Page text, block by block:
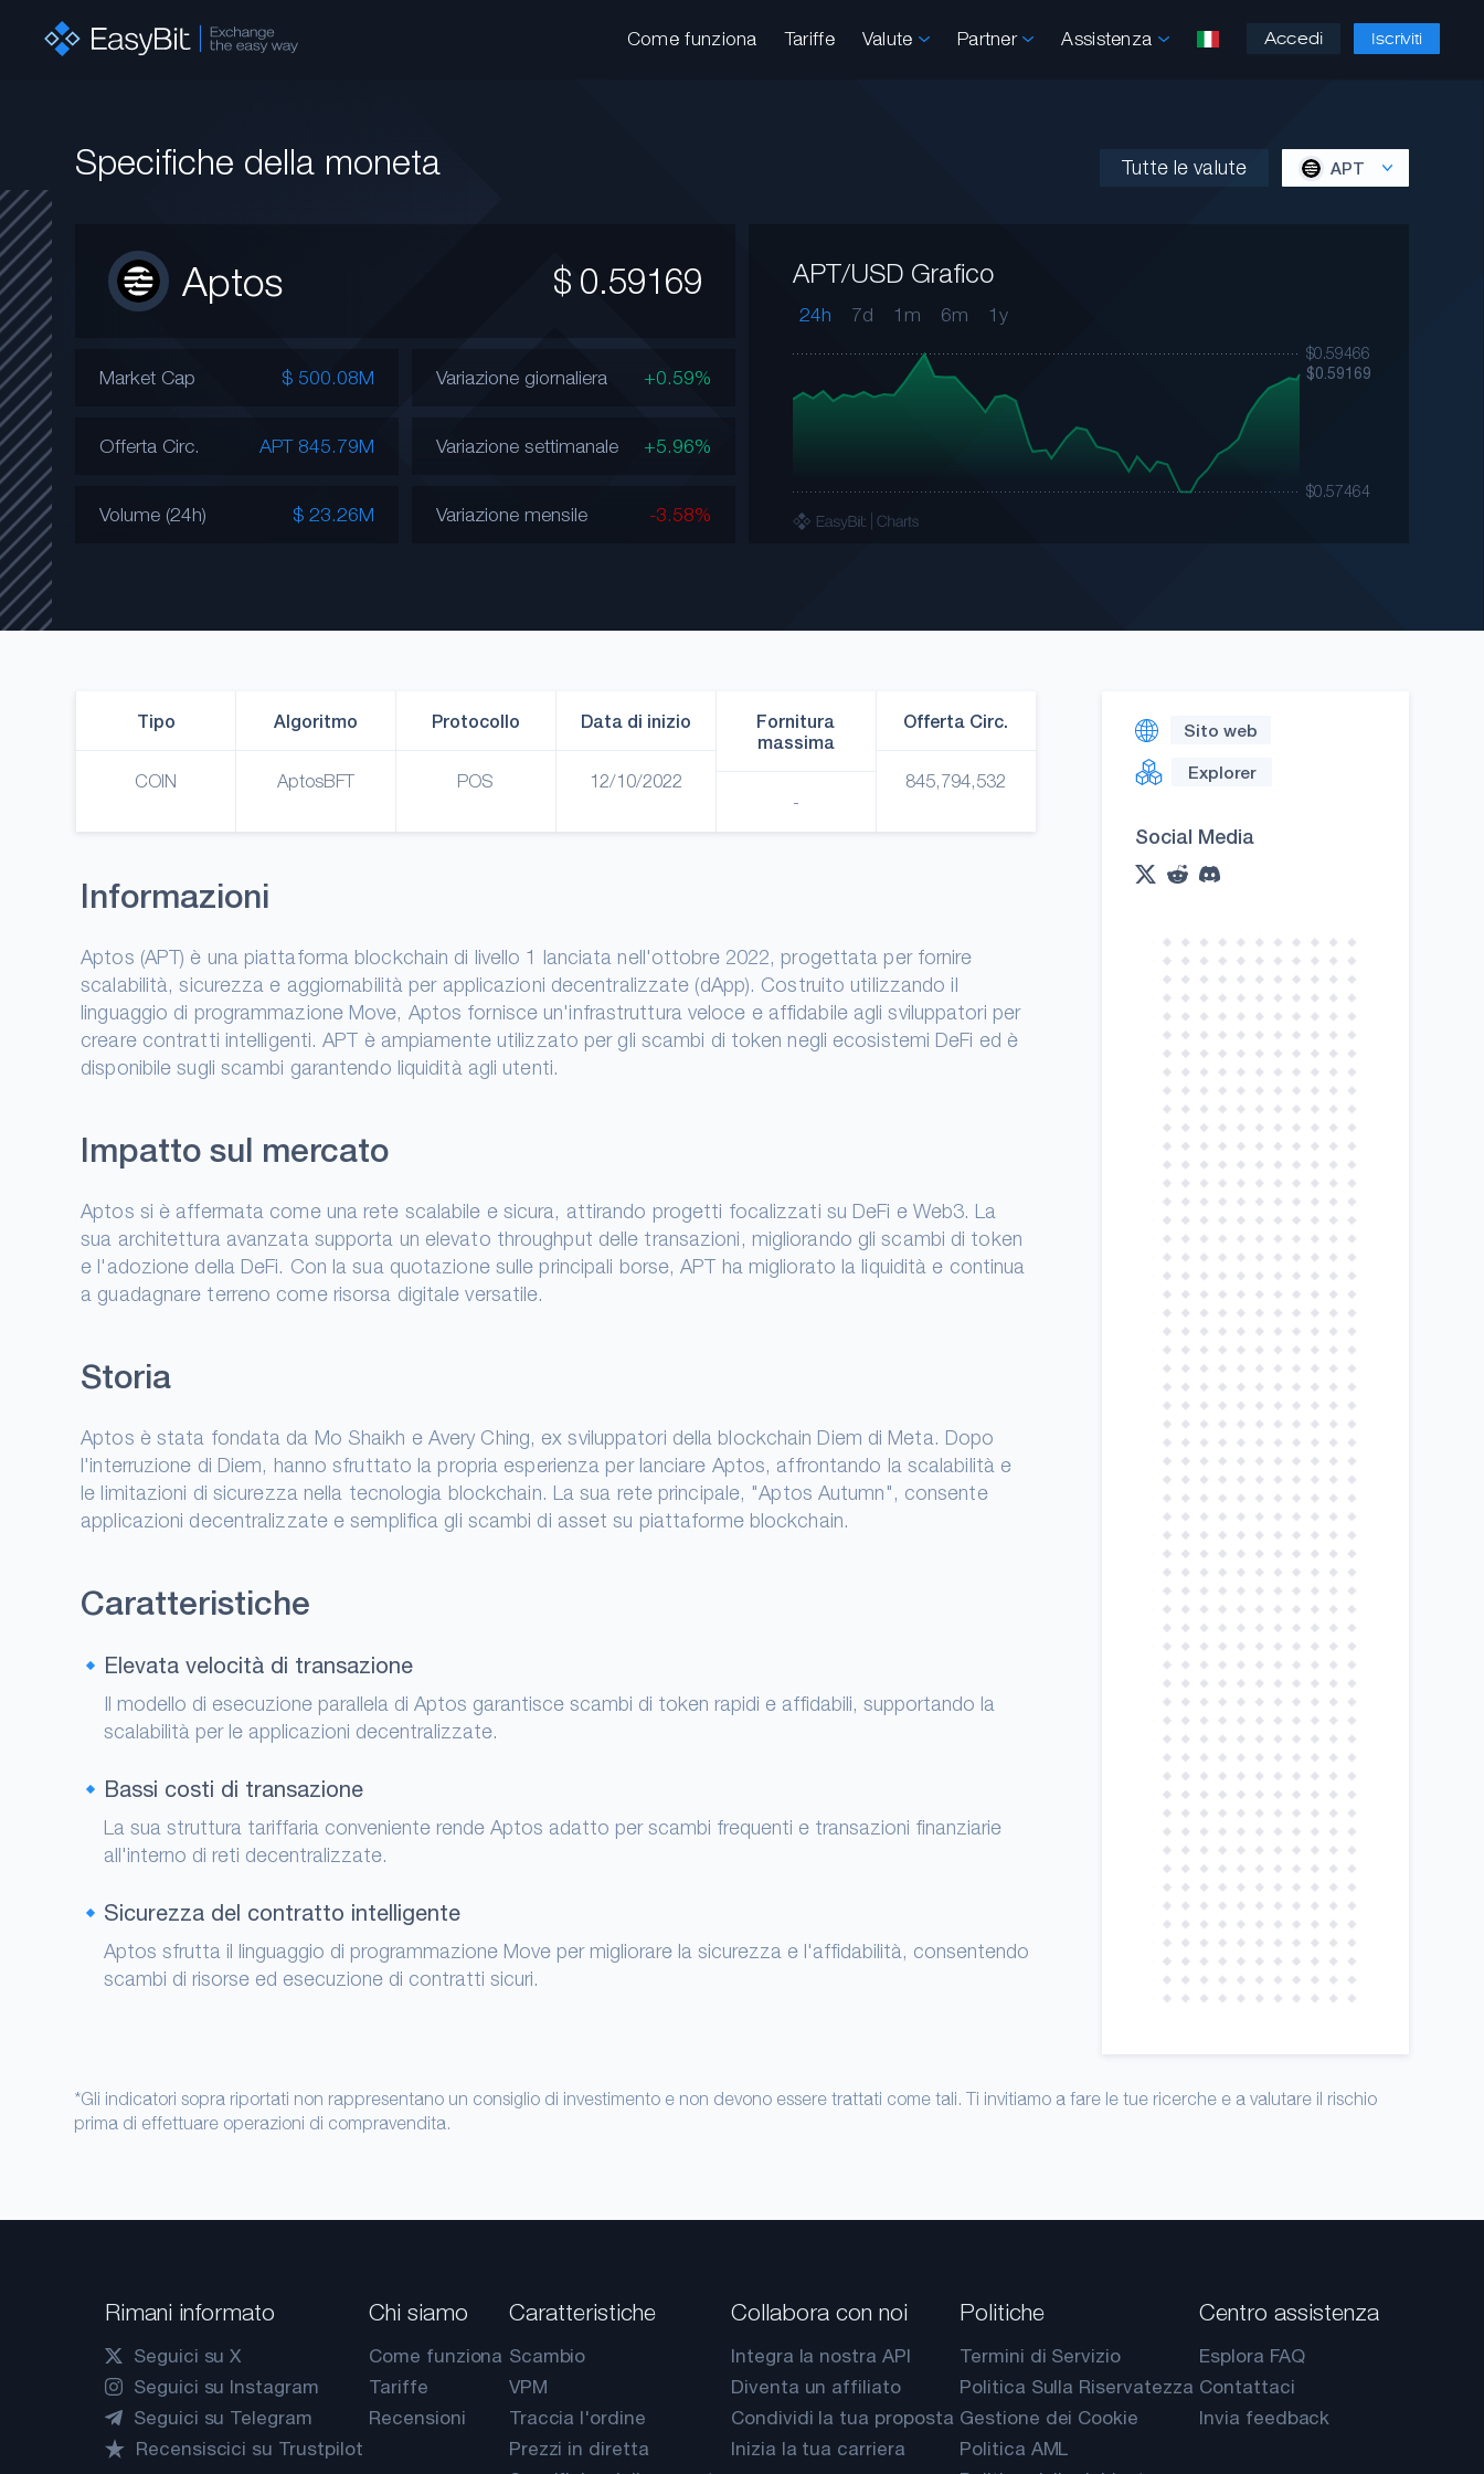
Come funziona Tariffe Valute Partner Assistenza Accedi Iscriviti
Specifiche della moneta Tutte le valute APT
Aptos $ 0.59169
Market Cap $ 500.08M
Offerta Circ. APT 845.79M
Volume (24h) $ 23.26M
Variazione giornaliera +0.59%
Variazione settimanale +5.96%
Variazione mensile -3.58%
APT/USD Grafico
24h 7d 1m 6m 1y
Tipo
COIN
Algoritmo
AptosBFT
Protocollo
POS
Data di inizio
12/10/2022
Fornitura
massima
-
Offerta Circ.
845,794,532
Informazioni
Aptos (APT) è una piattaforma blockchain di livello 1 lanciata nell'ottobre 2022, progettata per fornire
scalabilità, sicurezza e aggiornabilità per applicazioni decentralizzate (dApp). Costruito utilizzando il
linguaggio di programmazione Move, Aptos fornisce un'infrastruttura veloce e affidabile agli sviluppatori per
creare contratti intelligenti. APT è ampiamente utilizzato per gli scambi di token negli ecosistemi DeFi ed è
disponibile sugli scambi garantendo liquidità agli utenti.
Impatto sul mercato
Aptos si è affermata come una rete scalabile e sicura, attirando progetti focalizzati su DeFi e Web3. La
sua architettura avanzata supporta un elevato throughput delle transazioni, migliorando gli scambi di token
e l'adozione della DeFi. Con la sua quotazione sulle principali borse, APT ha migliorato la liquidità e continua
a guadagnare terreno come risorsa digitale versatile.
Storia
Aptos è stata fondata da Mo Shaikh e Avery Ching, ex sviluppatori della blockchain Diem di Meta. Dopo
l'interruzione di Diem, hanno sfruttato la propria esperienza per lanciare Aptos, affrontando la scalabilità e
le limitazioni di sicurezza nella tecnologia blockchain. La sua rete principale, "Aptos Autumn", consente
applicazioni decentralizzate e semplifica gli scambi di asset su piattaforme blockchain.
Caratteristiche
Elevata velocità di transazione
Il modello di esecuzione parallela di Aptos garantisce scambi di token rapidi e affidabili, supportando la
scalabilità per le applicazioni decentralizzate.
Bassi costi di transazione
La sua struttura tariffaria conveniente rende Aptos adatto per scambi frequenti e transazioni finanziarie
all'interno di reti decentralizzate.
Sicurezza del contratto intelligente
Aptos sfrutta il linguaggio di programmazione Move per migliorare la sicurezza e l'affidabilità, consentendo
scambi di risorse ed esecuzione di contratti sicuri.
Sito web
Explorer
Social Media
*Gli indicatori sopra riportati non rappresentano un consiglio di investimento e non devono essere trattati come tali. Ti invitiamo a fare le tue ricerche e a valutare il rischio
prima di effettuare operazioni di compravendita.
Rimani informato
Seguici su X
Seguici su Instagram
Seguici su Telegram
Recensiscici su Trustpilot
Chi siamo
Come funziona
Tariffe
Recensioni
Caratteristiche
Scambio
VPM
Traccia l'ordine
Prezzi in diretta
Collabora con noi
Integra la nostra API
Diventa un affiliato
Condividi la tua proposta
Inizia la tua carriera
Politiche
Termini di Servizio
Politica Sulla Riservatezza
Gestione dei Cookie
Politica AML
Centro assistenza
Esplora FAQ
Contattaci
Invia feedback